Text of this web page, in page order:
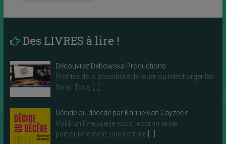
Des LIVRES à lire !
Découvrez Debowska Productions
Profitez de la possibilité de louer ou télécharger les
films. Tous
Décide ou décède par Karine Van Cayzeele
Voilà un livre que je vous recommande
particulièrement, une écriture